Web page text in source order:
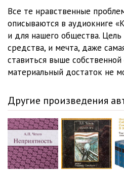
Все те нравственные
описываются в аудиокниге
и для нашего общества.
средства, и мечта, даже
ставиться выше собственной
материальный достаток не
Другие произведения